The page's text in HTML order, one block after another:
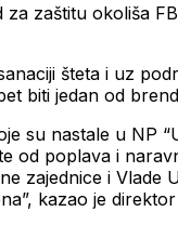
zaštitu okoliša
šteta i uz
biti jedan od
su nastale u NP
od poplava i
zajednice i
kazao je